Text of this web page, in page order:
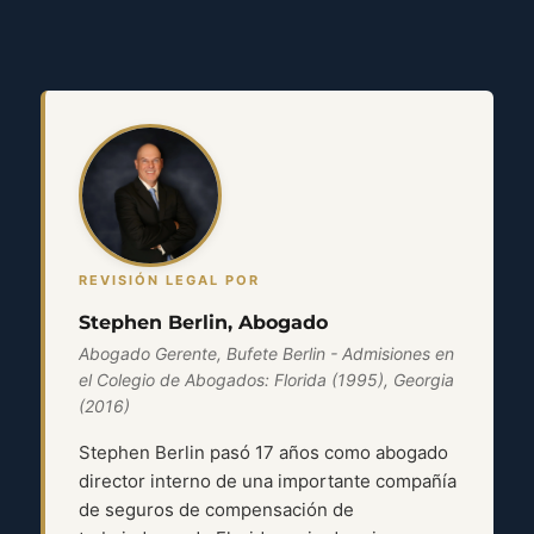
REVISIÓN LEGAL POR
Stephen Berlin, Abogado
Abogado Gerente, Bufete Berlin - Admisiones en
el Colegio de Abogados: Florida (1995), Georgia
(2016)
Stephen Berlin pasó 17 años como abogado
director interno de una importante compañía
de seguros de compensación de